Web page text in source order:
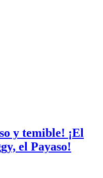
y temible! ¡El
el Payaso!